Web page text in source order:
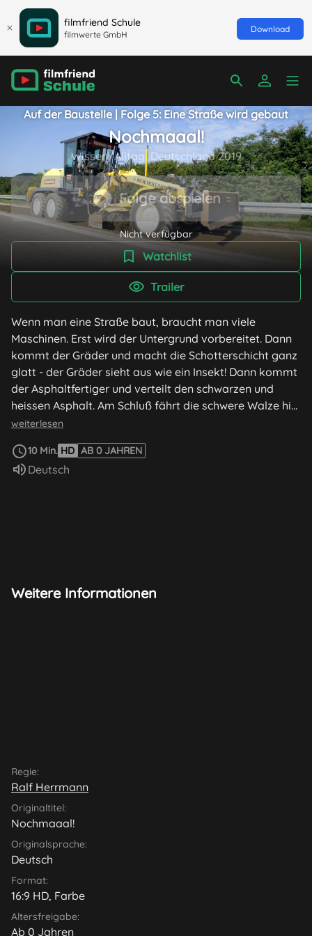
filmfriend Schule
filmwerte GmbH
Download
Auf der Baustelle | Folge 5: Eine Straße wird gebaut
Nochmaaal!
Wissen/Alltag, Deutschland 2019
Folge abspielen
Nicht verfügbar
Watchlist
Trailer
Wenn man eine Straße baut, braucht man viele
Maschinen. Erst wird der Untergrund vorbereitet. Dann
kommt der Gräder und macht die Schotterschicht ganz
glatt - der Gräder sieht aus wie ein Insekt! Dann kommt
der Asphaltfertiger und verteilt den schwarzen und
heissen Asphalt. Am Schluß fährt die schwere Walze hin
und her. Bald können die Autos wieder fahren.
weiterlesen
10 Min. HD AB 0 JAHREN
Sprache:
Deutsch
Weitere Informationen
Regie:
Ralf Herrmann
Originaltitel:
Nochmaaal!
Originalsprache:
Deutsch
Format:
16:9 HD, Farbe
Altersfreigabe:
Ab 0 Jahren